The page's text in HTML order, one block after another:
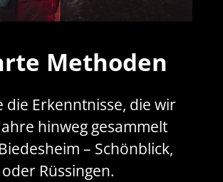
Methoden
die Erkenntnisse, die wir
hinweg gesammelt
– Schönblick,
Rüssingen.